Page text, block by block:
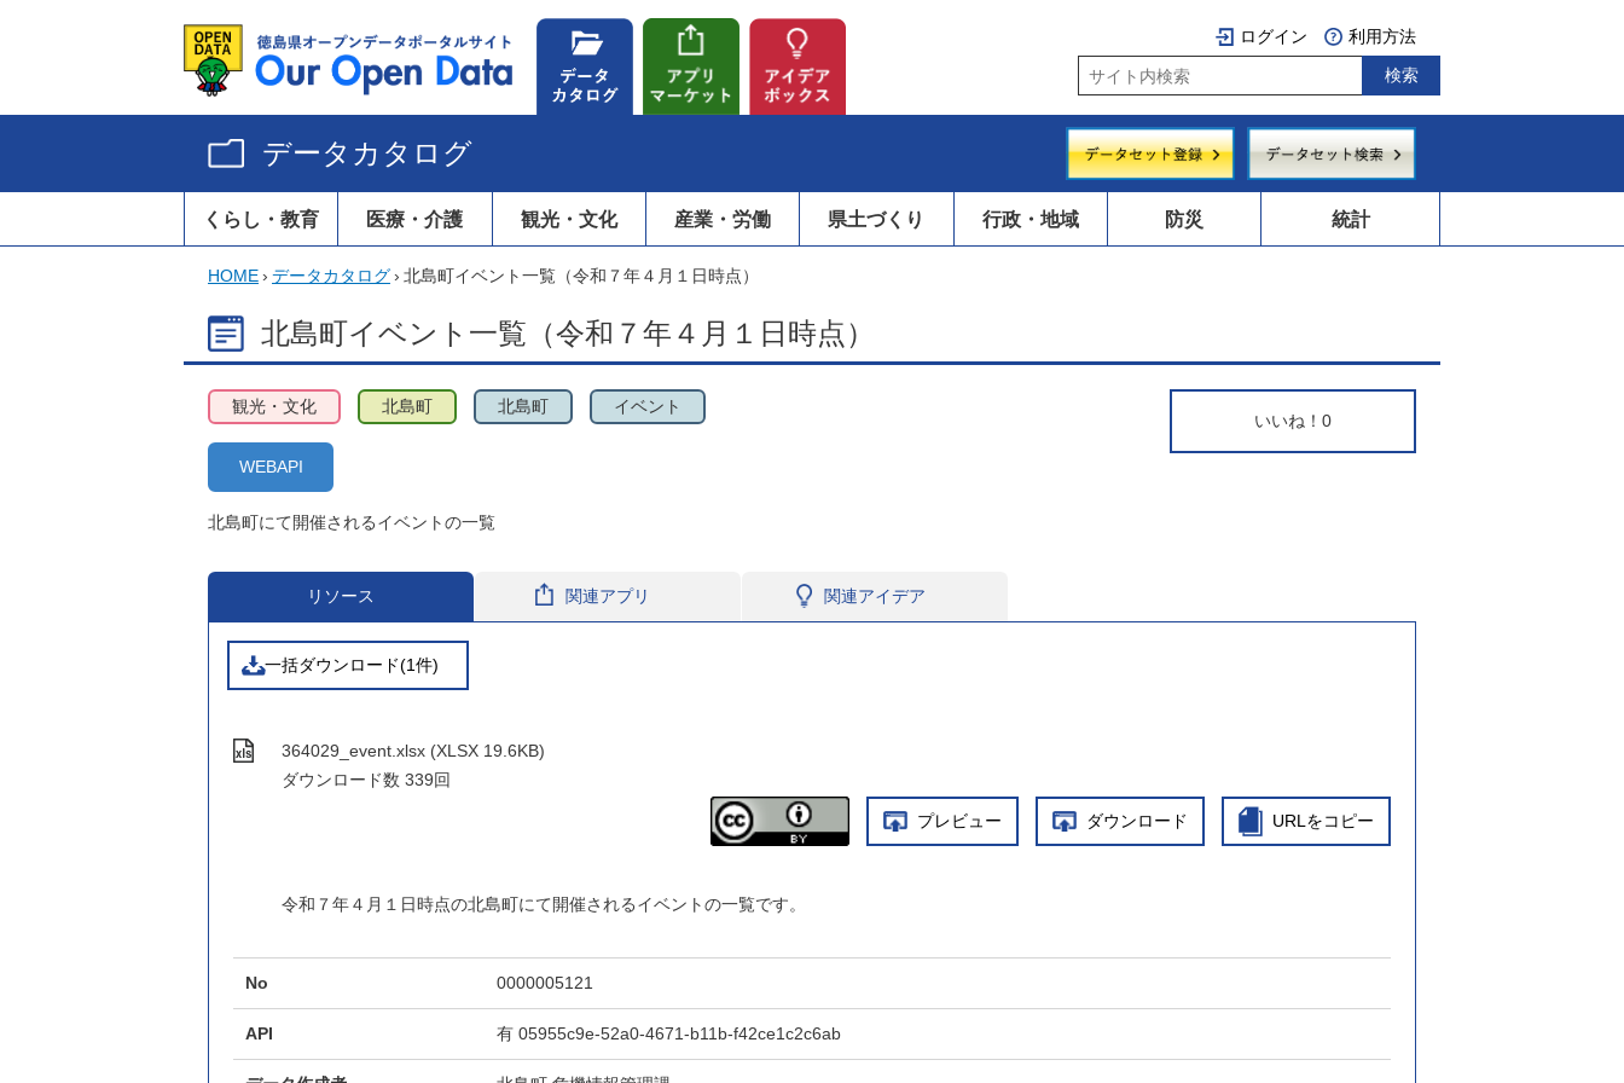
ログイン 利用方法
データカタログ
くらし・教育 医療・介護 観光・文化 産業・労働 県土づくり 行政・地域 防災 統計
HOME› データカタログ› 北島町イベント一覧（令和７年４月１日時点）
北島町イベント一覧（令和７年４月１日時点）
いいね！ 0
観光・文化 北島町 北島町 イベント
WEBAPI
北島町にて開催されるイベントの一覧
リソース 関連アプリ 関連アイデア
一括ダウンロード(1件)
364029_event.xlsx (XLSX 19.6KB)
ダウンロード数 339回
プレビュー ダウンロード URLをコピー
令和７年４月１日時点の北島町にて開催されるイベントの一覧です。
No 0000005121
API 有 05955c9e-52a0-4671-b11b-f42ce1c2c6ab